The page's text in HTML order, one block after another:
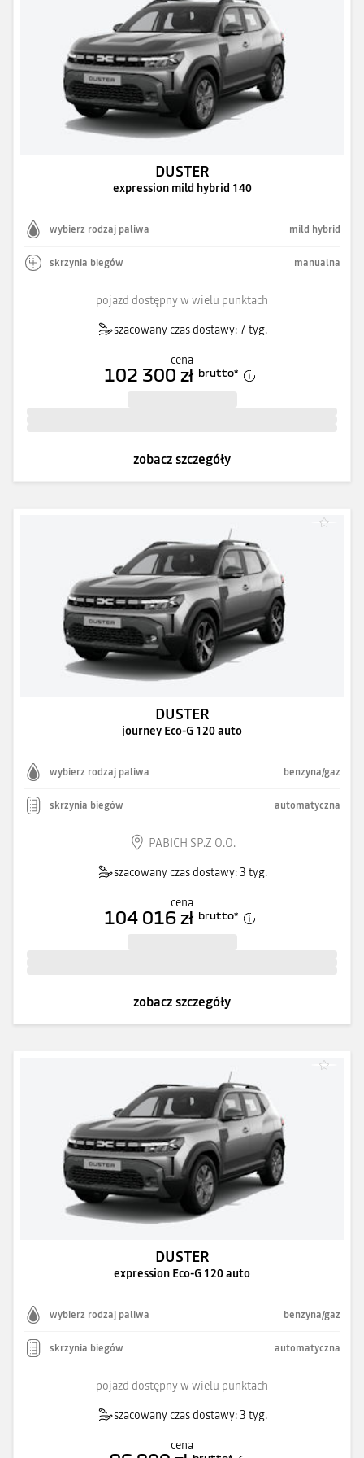
DUSTER
expression mild hybrid 140
wybierz rodzaj paliwa mild hybrid
skrzynia biegów manualna
pojazd dostępny w wielu punktach
szacowany czas dostawy: 7 tyg.
cena
102 300 zł brutto*
zobacz szczegóły
DUSTER
journey Eco-G 120 auto
wybierz rodzaj paliwa benzyna/gaz
skrzynia biegów automatyczna
PABICH SP.Z O.O.
szacowany czas dostawy: 3 tyg.
cena
104 016 zł brutto*
zobacz szczegóły
DUSTER
expression Eco-G 120 auto
wybierz rodzaj paliwa benzyna/gaz
skrzynia biegów automatyczna
pojazd dostępny w wielu punktach
szacowany czas dostawy: 3 tyg.
cena